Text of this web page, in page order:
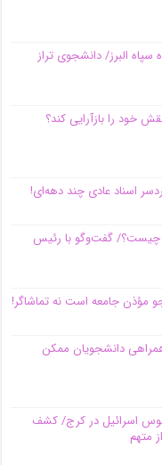
سپاه البرز/ دانشجوی تراز
خود را بازآرایی کند؟
اسناد عادی چند‌ دهه‌ای!
چیست؟/ گفت‌وگو با رئیس
مؤذن جامعه است نه تماشاگر!
دانشجویان ممکن
اسرائیل در کرج/‌ کشف
متهم